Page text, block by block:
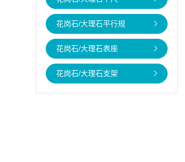
花岗石/大理石平行规
花岗石/大理石表座
花岗石/大理石支架